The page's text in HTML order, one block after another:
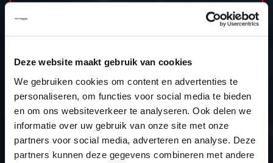
Deze website maakt gebruik van cookies
We gebruiken cookies om content en advertenties te
personaliseren, om functies voor social media te bieden
en om ons websiteverkeer te analyseren. Ook delen we
informatie over uw gebruik van onze site met onze
partners voor social media, adverteren en analyse. Deze
partners kunnen deze gegevens combineren met andere
Cilinderinhoud: 4395cc
Boring x slag: 89.0 x 88.3 (mm)
Standaard vermogen: 625pk
Stage 2 vermogen: 725pk
Standaard koppel: 750nm
Stage 2 koppel: 1030nm
ECU: Bosch MG1CS201
Uitleesmethode: Autotuner Bench